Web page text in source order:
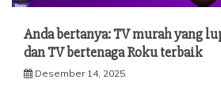
Anda bertanya: TV murah yang
dan TV bertenaga Roku terbaik
Desember 14, 2025